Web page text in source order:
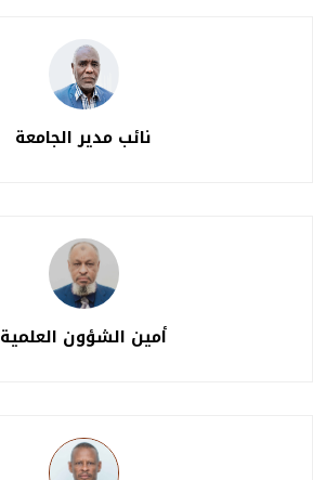
نائب مدير الجامعة
أمين الشؤون العلمية